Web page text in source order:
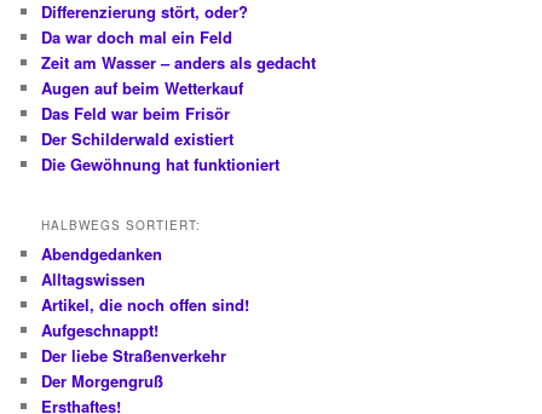
Differenzierung stört, oder?
Da war doch mal ein Feld
Zeit am Wasser – anders als gedacht
Augen auf beim Wetterkauf
Das Feld war beim Frisör
Der Schilderwald existiert
Die Gewöhnung hat funktioniert
HALBWEGS SORTIERT:
Abendgedanken
Alltagswissen
Artikel, die noch offen sind!
Aufgeschnappt!
Der liebe Straßenverkehr
Der Morgengruß
Ersthaftes!